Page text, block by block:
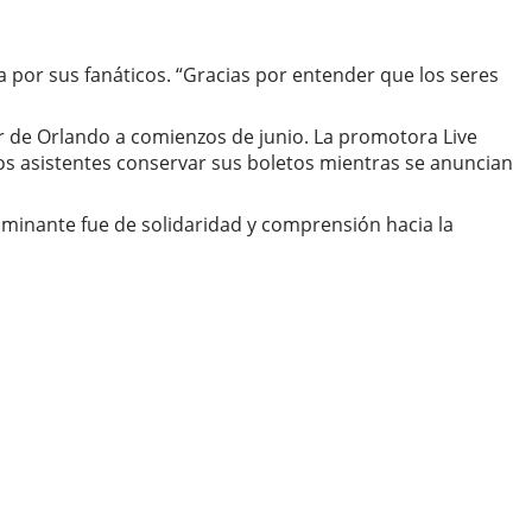
sus fanáticos. “Gracias por entender que los seres
Orlando a comienzos de junio. La promotora Live
asistentes conservar sus boletos mientras se anuncian
fue de solidaridad y comprensión hacia la